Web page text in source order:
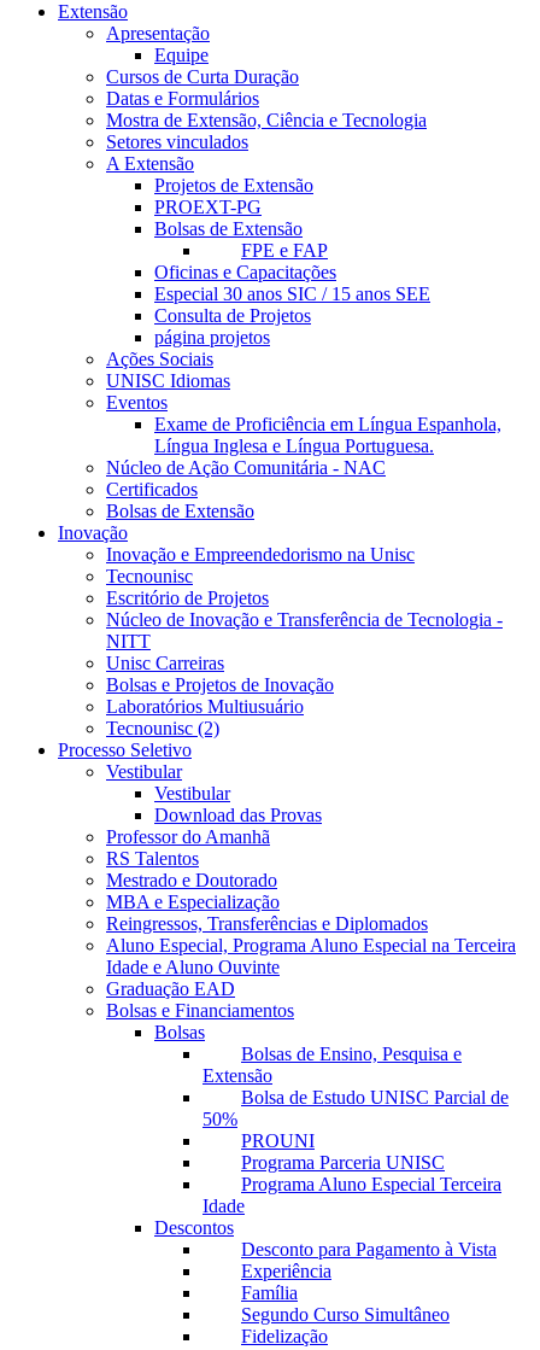
Extensão
Apresentação
Equipe
Cursos de Curta Duração
Datas e Formulários
Mostra de Extensão, Ciência e Tecnologia
Setores vinculados
A Extensão
Projetos de Extensão
PROEXT-PG
Bolsas de Extensão
FPE e FAP
Oficinas e Capacitações
Especial 30 anos SIC / 15 anos SEE
Consulta de Projetos
página projetos
Ações Sociais
UNISC Idiomas
Eventos
Exame de Proficiência em Língua Espanhola,
Língua Inglesa e Língua Portuguesa.
Núcleo de Ação Comunitária - NAC
Certificados
Bolsas de Extensão
Inovação
Inovação e Empreendedorismo na Unisc
Tecnounisc
Escritório de Projetos
Núcleo de Inovação e Transferência de Tecnologia -
NITT
Unisc Carreiras
Bolsas e Projetos de Inovação
Laboratórios Multiusuário
Tecnounisc (2)
Processo Seletivo
Vestibular
Vestibular
Download das Provas
Professor do Amanhã
RS Talentos
Mestrado e Doutorado
MBA e Especialização
Reingressos, Transferências e Diplomados
Aluno Especial, Programa Aluno Especial na Terceira
Idade e Aluno Ouvinte
Graduação EAD
Bolsas e Financiamentos
Bolsas
Bolsas de Ensino, Pesquisa e
Extensão
Bolsa de Estudo UNISC Parcial de
50%
PROUNI
Programa Parceria UNISC
Programa Aluno Especial Terceira
Idade
Descontos
Desconto para Pagamento à Vista
Experiência
Família
Segundo Curso Simultâneo
Fidelização